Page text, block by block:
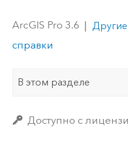
ArcGIS Pro 3.6 |
справки
В этом разделе
Доступно с